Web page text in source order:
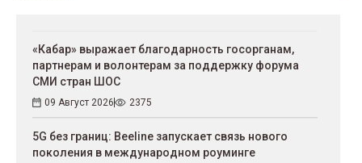
«Кабар» выражает благодарность госорганам,
партнерам и волонтерам за поддержку форума
СМИ стран ШОС
09 Август 2026 2375
5G без границ: Beeline запускает связь нового
поколения в международном роуминге